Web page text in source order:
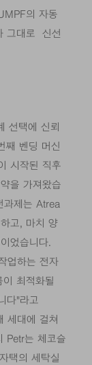
의 자동
그대로 신선
선택에 신뢰
째 벤딩 머신
시작된 직후
을 가져왔습
과제는 Atrea
고, 마치 양
었습니다.
업하는 전자
최적화될
다"라고
세대에 걸쳐
Petr는 체코슬
택의 세탁실